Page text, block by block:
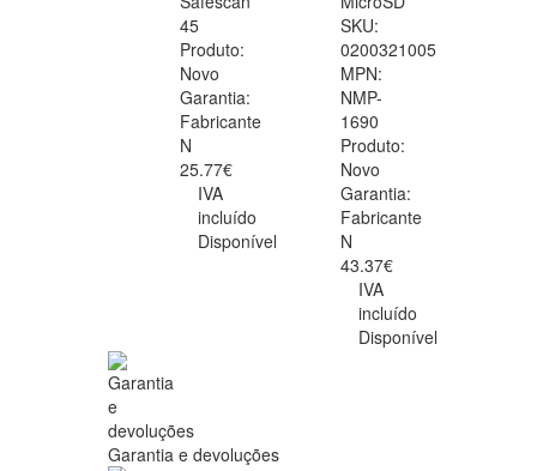
45
Produto:
Novo
Garantia:
Fabricante
N
25.77€
IVA
incluído
Disponível
SKU:
0200321005
MPN:
NMP-
1690
Produto:
Novo
Garantia:
Fabricante
N
43.37€
IVA
incluído
Disponível
Garantia e devoluções